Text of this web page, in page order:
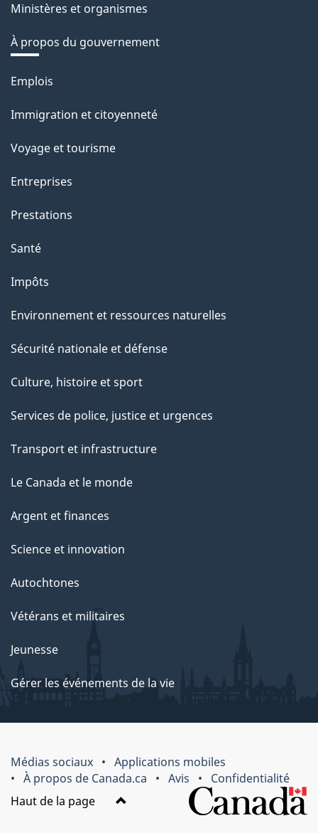
Ministères et organismes
À propos du gouvernement
Thèmes
sujets
Emplois
Immigration et citoyenneté
Voyage et tourisme
Entreprises
Prestations
Santé
Impôts
Environnement et ressources naturelles
Sécurité nationale et défense
Culture, histoire et sport
Services de police, justice et urgences
Transport et infrastructure
Le Canada et le monde
Argent et finances
Science et innovation
Autochtones
Vétérans et militaires
Jeunesse
Gérer les événements de la vie
Médias sociaux
Applications mobiles
À propos de Canada.ca
Avis
Confidentialité
Haut de la page